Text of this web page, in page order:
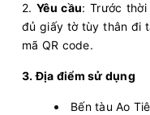
2.Yêu cầu: Trước
đủ giấy tờ tùy thân đi
mã QR code.
3. Địa điểm sử dụng
Bến tàu Ao